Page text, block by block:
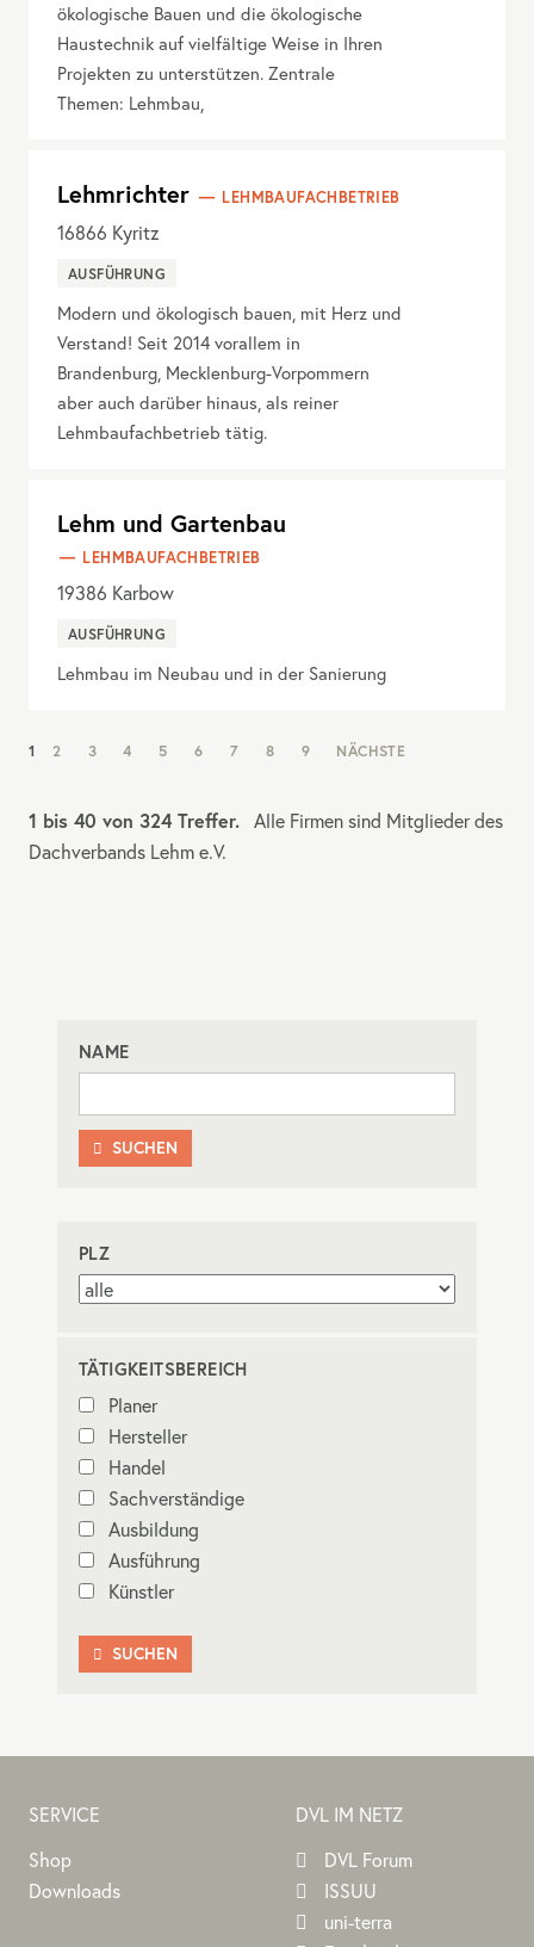
ökologische Bauen und die ökologische
Haustechnik auf vielfältige Weise in Ihren
Projekten zu unterstützen. Zentrale
Themen: Lehmbau,
Lehmrichter LEHMBAUFACHBETRIEB
16866 Kyritz
AUSFÜHRUNG
Modern und ökologisch bauen, mit Herz und
Verstand! Seit 2014 vorallem in
Brandenburg, Mecklenburg-Vorpommern
aber auch darüber hinaus, als reiner
Lehmbaufachbetrieb tätig.
Lehm und Gartenbau
LEHMBAUFACHBETRIEB
19386 Karbow
AUSFÜHRUNG
Lehmbau im Neubau und in der Sanierung
NAV:
1 2 3 4 5 6 7 8 9 NÄCHSTE
1 bis 40 von 324 Treffer. Alle Firmen sind Mitglieder des
Dachverbands Lehm e.V.
NAME
 SUCHEN
PLZ
TÄTIGKEITSBEREICH
Planer
Hersteller
Handel
Sachverständige
Ausbildung
Ausführung
Künstler
 SUCHEN
SERVICE
Shop
Downloads
DVL IM NETZ
DVL Forum
ISSUU
uni-terra